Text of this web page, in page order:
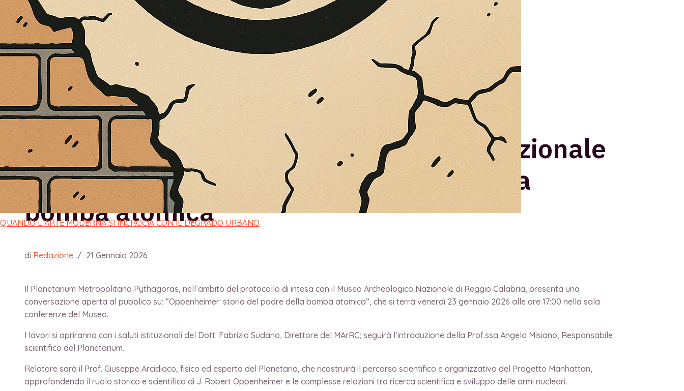
QUANDO L’ARTE MODERNA SI INCROCIA CON IL DEGRADO URBANO
CONTINUA A LEGGERE
Condividi:
Cultura
Il Planetarium Pythagoras della Città
Metropolitana al Museo Archeologico Nazionale
con “Oppenheimer: storia del padre della
bomba atomica”
di Redazione / 21 Gennaio 2026
Il Planetarium Metropolitano Pythagoras, nell’ambito del protocollo di intesa con il Museo Archeologico Nazionale di Reggio Calabria, presenta una
conversazione aperta al pubblico su: “Oppenheimer: storia del padre della bomba atomica”, che si terrà venerdì 23 gennaio 2026 alle ore 17:00 nella sala
conferenze del Museo.
I lavori si apriranno con i saluti istituzionali del Dott. Fabrizio Sudano, Direttore del MArRC; seguirà l’introduzione della Prof.ssa Angela Misiano, Responsabile
scientifico del Planetarium.
Relatore sarà il Prof. Giuseppe Arcidiaco, fisico ed esperto del Planetario, che ricostruirà il percorso scientifico e organizzativo del Progetto Manhattan,
approfondendo il ruolo storico e scientifico di J. Robert Oppenheimer e le complesse relazioni tra ricerca scientifica e sviluppo delle armi nucleari.